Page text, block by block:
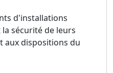
d'installations
sécurité de leurs
aux dispositions du